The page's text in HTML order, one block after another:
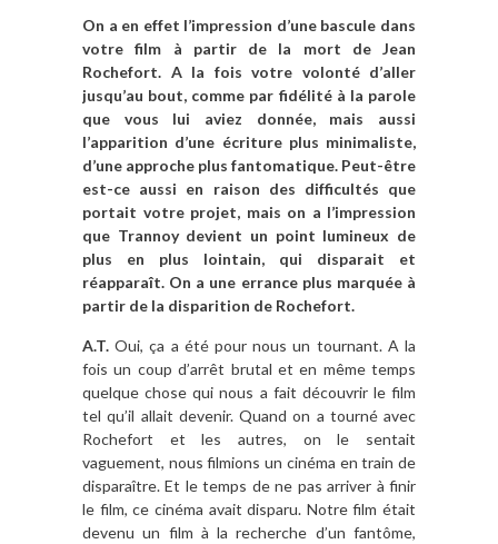
On a en effet l’impression d’une bascule dans
votre film à partir de la mort de Jean
Rochefort. A la fois votre volonté d’aller
jusqu’au bout, comme par fidélité à la parole
que vous lui aviez donnée, mais aussi
l’apparition d’une écriture plus minimaliste,
d’une approche plus fantomatique. Peut-être
est-ce aussi en raison des difficultés que
portait votre projet, mais on a l’impression
que Trannoy devient un point lumineux de
plus en plus lointain, qui disparait et
réapparaît. On a une errance plus marquée à
partir de la disparition de Rochefort.
A.T.Oui, ça a été pour nous un tournant. A la
fois un coup d’arrêt brutal et en même temps
quelque chose qui nous a fait découvrir le film
tel qu’il allait devenir. Quand on a tourné avec
Rochefort et les autres, on le sentait
vaguement, nous filmions un cinéma en train de
disparaître. Et le temps de ne pas arriver à finir
le film, ce cinéma avait disparu. Notre film était
devenu un film à la recherche d’un fantôme,